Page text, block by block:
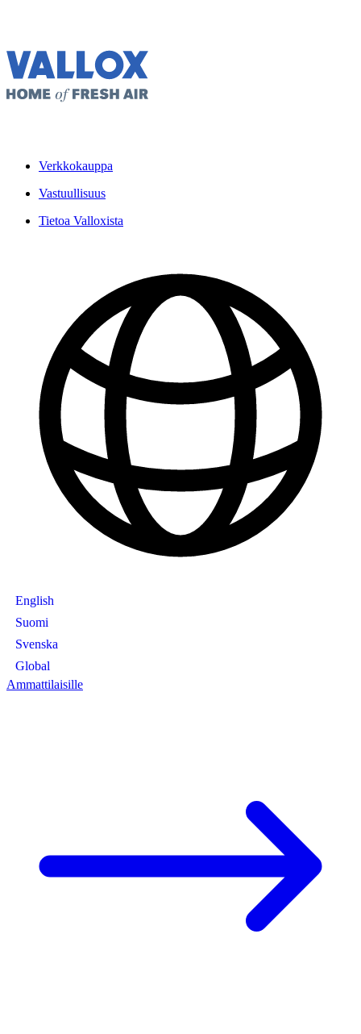
Verkkokauppa
Vastuullisuus
Tietoa Valloxista
English
Suomi
Svenska
Global
Ammattilaisille